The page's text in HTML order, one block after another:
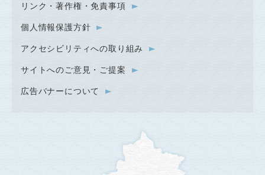
リンク・著作権・免責事項
個人情報保護方針
アクセシビリティへの取り組み
サイトへのご意見・ご提案
広告バナーについて